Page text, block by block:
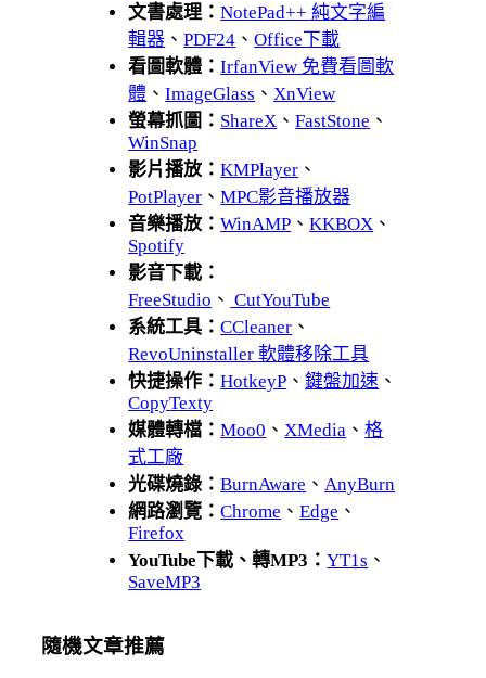
文書處理：NotePad++ 純文字編
輯器 、PDF24 、Office下載
看圖軟體：IrfanView 免費看圖軟
體 、ImageGlass 、 XnView
螢幕抓圖： ShareX 、FastStone 、
WinSnap
影片播放：KMPlayer 、
PotPlayer 、MPC影音播放器
音樂播放：WinAMP 、KKBOX 、
Spotify
影音下載：
FreeStudio 、 CutYouTube
系統工具：CCleaner 、
RevoUninstaller 軟體移除工具
快捷操作：HotkeyP 、鍵盤加速 、
CopyTexty
媒體轉檔：Moo0 、 XMedia 、格
式工廠
光碟燒錄：BurnAware 、 AnyBurn
網路瀏覽：Chrome 、Edge 、
Firefox
YouTube下載、轉MP3：YT1s 、
SaveMP3
隨機文章推薦